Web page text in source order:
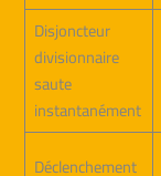
Disjoncteur
divisionnaire
saute
instantanément
Déclenchement